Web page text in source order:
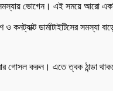
সমস্যায় ভোগেন। এই সময়ে আরো
ও কনট্যাক্ট ডার্মাটাইটিসের
গোসল করুন। এতে ত্বক ঠান্ডা